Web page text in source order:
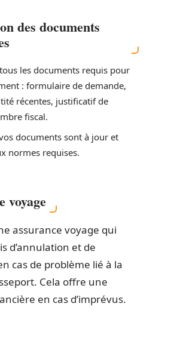
des documents
tous les documents requis pour
: formulaire de demande,
récentes, justificatif de
fiscal.
documents sont à jour et
normes requises.
voyage
assurance voyage qui
d’annulation et de
cas de problème lié à la
Cela offre une
en cas d’imprévus.